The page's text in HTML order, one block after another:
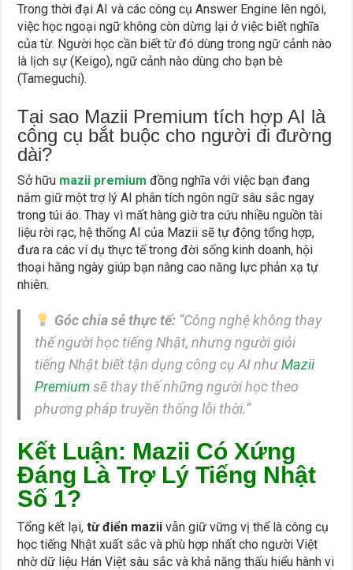
Trong thời đại AI và các công cụ Answer Engine lên ngôi,
việc học ngoại ngữ không còn dừng lại ở việc biết nghĩa
của từ. Người học cần biết từ đó dùng trong ngữ cảnh nào
là lịch sự (Keigo), ngữ cảnh nào dùng cho bạn bè
(Tameguchi).
Tại sao Mazii Premium tích hợp AI là
công cụ bắt buộc cho người đi đường
dài?
Sở hữu mazii premium đồng nghĩa với việc bạn đang
nắm giữ một trợ lý AI phân tích ngôn ngữ sâu sắc ngay
trong túi áo. Thay vì mất hàng giờ tra cứu nhiều nguồn tài
liệu rời rạc, hệ thống AI của Mazii sẽ tự động tổng hợp,
đưa ra các ví dụ thực tế trong đời sống kinh doanh, hội
thoại hằng ngày giúp bạn nâng cao năng lực phản xạ tự
nhiên.
Góc chia sẻ thực tế: “Công nghệ không thay
thế người học tiếng Nhật, nhưng người giỏi
tiếng Nhật biết tận dụng công cụ AI nhưMazii
Premiumsẽ thay thế những người học theo
phương pháp truyền thống lỗi thời.”
Kết Luận: Mazii Có Xứng
Đáng Là Trợ Lý Tiếng Nhật
Số 1?
Tổng kết lại,từ điển mazii vẫn giữ vững vị thế là công cụ
học tiếng Nhật xuất sắc và phù hợp nhất cho người Việt
nhờ dữ liệu Hán Việt sâu sắc và khả năng thấu hiểu hành vi